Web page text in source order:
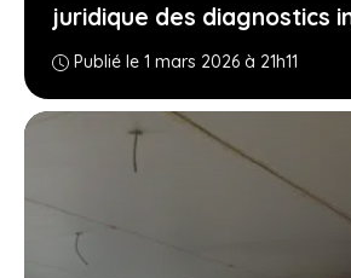
juridique des diagnostics
Publié le 1 mars 2026 à 21h11